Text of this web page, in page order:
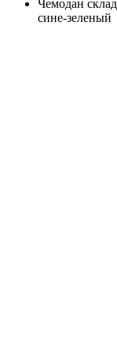
Чемодан
сине-зеленый